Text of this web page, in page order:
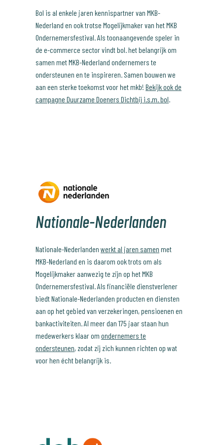
Bol is al enkele jaren kennispartner van MKB-
Nederland en ook trotse Mogelijkmaker van het MKB
Ondernemersfestival. Als toonaangevende speler in
de e-commerce sector vindt bol. het belangrijk om
samen met MKB-Nederland ondernemers te
ondersteunen en te inspireren. Samen bouwen we
aan een sterke toekomst voor het mkb! Bekijk ook de
campagne Duurzame Doeners Dichtbij i.s.m. bol.
Nationale-Nederlanden
Nationale-Nederlanden werkt al jaren samen met
MKB-Nederland en is daarom ook trots om als
Mogelijkmaker aanwezig te zijn op het MKB
Ondernemersfestival. Als financiële dienstverlener
biedt Nationale-Nederlanden producten en diensten
aan op het gebied van verzekeringen, pensioenen en
bankactiviteiten. Al meer dan 175 jaar staan hun
medewerkers klaar om ondernemers te
ondersteunen, zodat zij zich kunnen richten op wat
voor hen écht belangrijk is.